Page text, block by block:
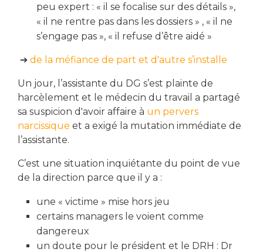
peu expert : « il se focalise sur des détails »,
« il ne rentre pas dans les dossiers » , « il ne
s’engage pas », « il refuse d’être aidé »
➔ de la méfiance de part et d'autre s’installe
Un jour, l’assistante du DG s’est plainte de
harcèlement et le médecin du travail a partagé
sa suspicion d'avoir affaire à un pervers
narcissique et a exigé la mutation immédiate de
l’assistante.
C’est une situation inquiétante du point de vue
de la direction parce que il y a :
une « victime » mise hors jeu
certains managers le voient comme
dangereux
un doute pour le président et le DRH : Dr